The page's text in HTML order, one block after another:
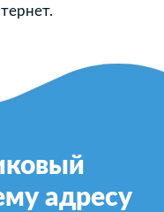
адресу